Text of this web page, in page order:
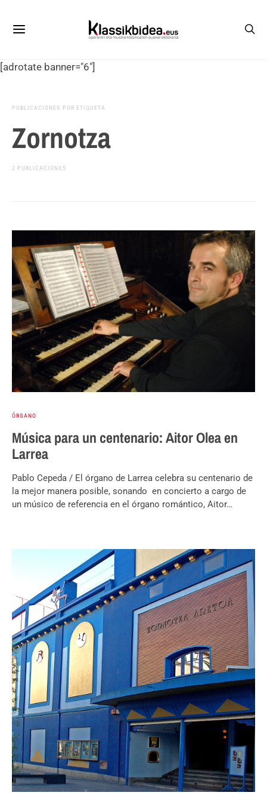
[adrotate banner="6"]
PUBLICACIONES POR ETIQUETA
Zornotza
2 PUBLICACIONES
ÓRGANO
Música para un centenario: Aitor Olea en
Larrea
Pablo Cepeda / El órgano de Larrea celebra su centenario de
la mejor manera posible, sonando en concierto a cargo de
un músico de referencia en el órgano romántico, Aitor…